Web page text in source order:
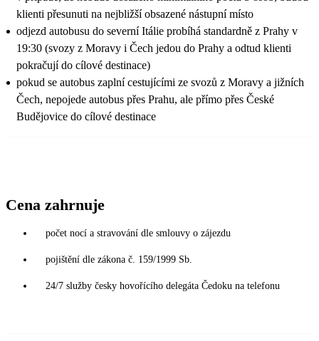
klienti přesunuti na nejbližší obsazené nástupní místo
odjezd autobusu do severní Itálie probíhá standardně z Prahy v
19:30 (svozy z Moravy i Čech jedou do Prahy a odtud klienti
pokračují do cílové destinace)
pokud se autobus zaplní cestujícími ze svozů z Moravy a jižních
Čech, nepojede autobus přes Prahu, ale přímo přes České
Budějovice do cílové destinace
Cena zahrnuje
počet nocí a stravování dle smlouvy o zájezdu
pojištění dle zákona č. 159/1999 Sb.
24/7 služby česky hovořícího delegáta Čedoku na telefonu